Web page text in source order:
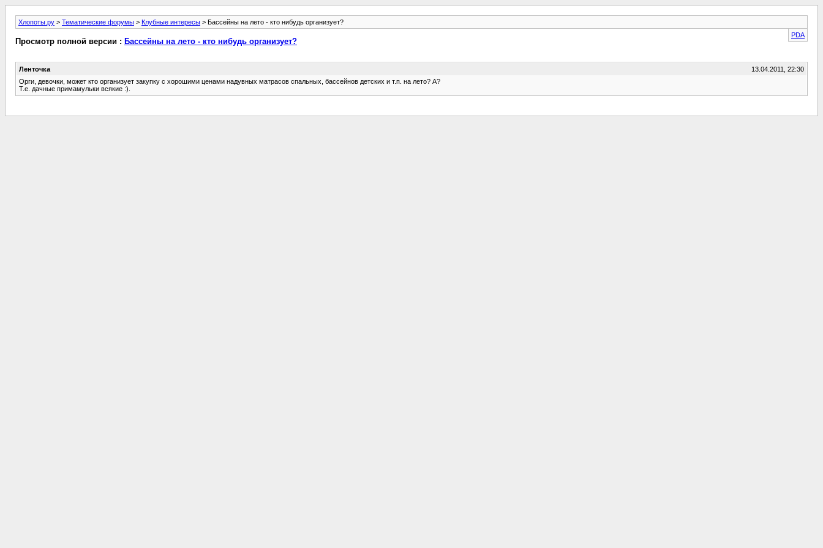
Хлопоты.ру > Тематические форумы > Клубные интересы > Бассейны на лето - кто нибудь организует?
PDA
Просмотр полной версии : Бассейны на лето - кто нибудь организует?
Ленточка
13.04.2011, 22:30
Орги, девочки, может кто организует закупку с хорошими ценами надувных матрасов спальных, бассейнов детских и т.п. на лето? А?
Т.е. дачные примамульки всякие :).